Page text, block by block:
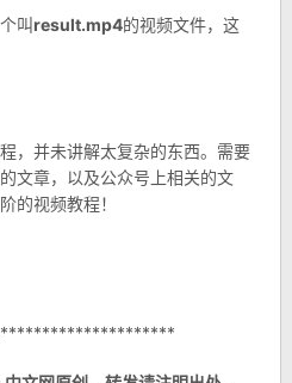
叫result.mp4的视频文件，这
，并未讲解太复杂的东西。需要
文章，以及公众号上相关的文
的视频教程！